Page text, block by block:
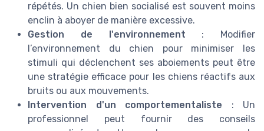
répétés. Un chien bien socialisé est souvent moins
enclin à aboyer de manière excessive.
Gestion de l'environnement : Modifier
l’environnement du chien pour minimiser les
stimuli qui déclenchent ses aboiements peut être
une stratégie efficace pour les chiens réactifs aux
bruits ou aux mouvements.
Intervention d'un comportementaliste : Un
professionnel peut fournir des conseils